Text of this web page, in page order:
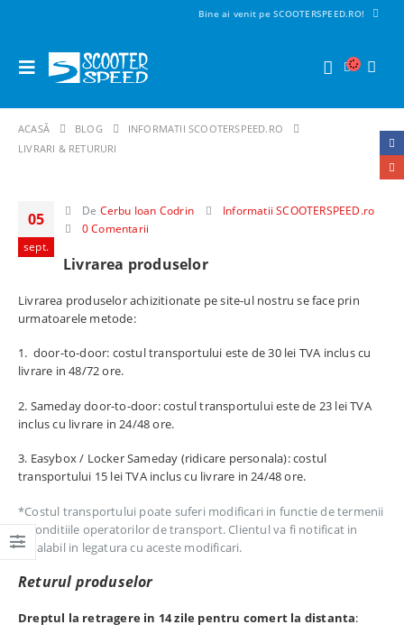
Bine ai venit pe SCOOTERSPEED.RO!
ACASĂ BLOG
INFORMATII SCOOTERSPEED.RO
LIVRARI & RETURURI
05
sept.
De Cerbu Ioan Codrin
Informatii SCOOTERSPEED.ro
0 Comentarii
Livrarea produselor
Livrarea produselor achizitionate pe site-ul nostru se face prin
urmatoarele metode:
1. door-to-door: costul transportului este de 30 lei TVA inclus cu
livrare in 48/72 ore.
2. Sameday door-to-door: costul transportului este de 23 lei TVA
inclus cu livrare in 24/48 ore.
3. Easybox / Locker Sameday (ridicare personala): costul
transportului 15 lei TVA inclus cu livrare in 24/48 ore.
*Costul transportului poate suferi modificari in functie de termenii
si conditiile operatorilor de transport. Clientul va fi notificat in
prealabil in legatura cu aceste modificari.
Returul produselor
Dreptul la retragere in 14 zile pentru comert la distanta: